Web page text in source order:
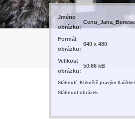
Jméno
obrázku:
Formát
obrázku:
640 x 480
Velikost
obrázku:
50.66 kB
Stáhnutí: Kliknětě pravým
Stáhnout obrázek.